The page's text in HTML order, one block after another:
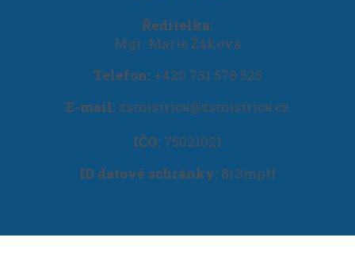
Ředitelka:
Mgr. Marie Žáková
Telefon: +420 731 578 525
E-mail: zsmistrice@zsmistrice.cz
IČO: 75021021
ID datové schránky:8r3mptf